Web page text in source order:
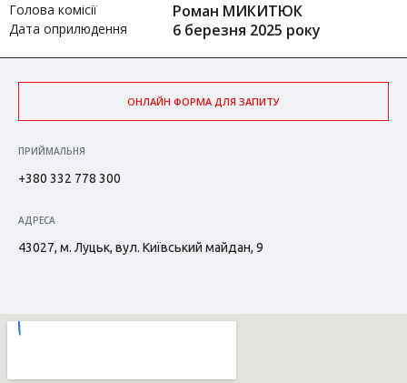
Голова комісії Роман МИКИТЮК
Дата оприлюдення 6 березня 2025 року
ОНЛАЙН ФОРМА ДЛЯ ЗАПИТУ
ПРИЙМАЛЬНЯ
+380 332 778 300
АДРЕСА
43027, м. Луцьк, вул. Київський майдан, 9